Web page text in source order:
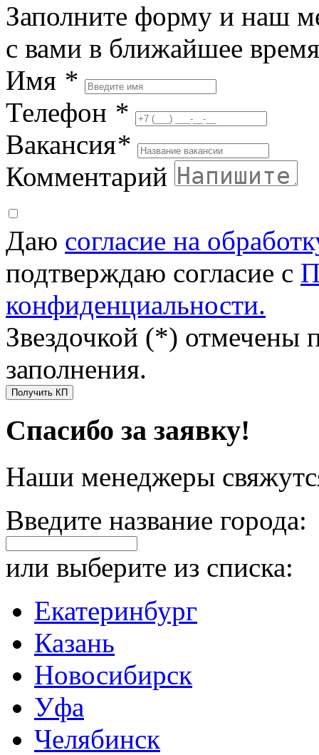
Заполните форму и наш
с вами в ближайшее время
Имя *
Телефон *
Вакансия*
Комментарий
Даю согласие на
подтверждаю согласие с
конфиденциальности.
Звездочкой (*) отмечены
заполнения.
Получить КП
Спасибо за заявку!
Наши менеджеры
Введите название города:
или выберите из списка:
Екатеринбург
Казань
Новосибирск
Уфа
Челябинск